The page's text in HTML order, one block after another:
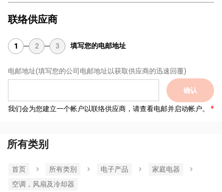
联络供应商
1 2 3 填写您的电邮地址
电邮地址(填写您的公司电邮地址以获取供应商的迅速回覆)
确认
我们会为您建立一个帐户以联络供应商，请查看电邮并启动帐户。
所有类别
首页 所有类別 电子产品
家庭电器
空调，风扇及冷却器